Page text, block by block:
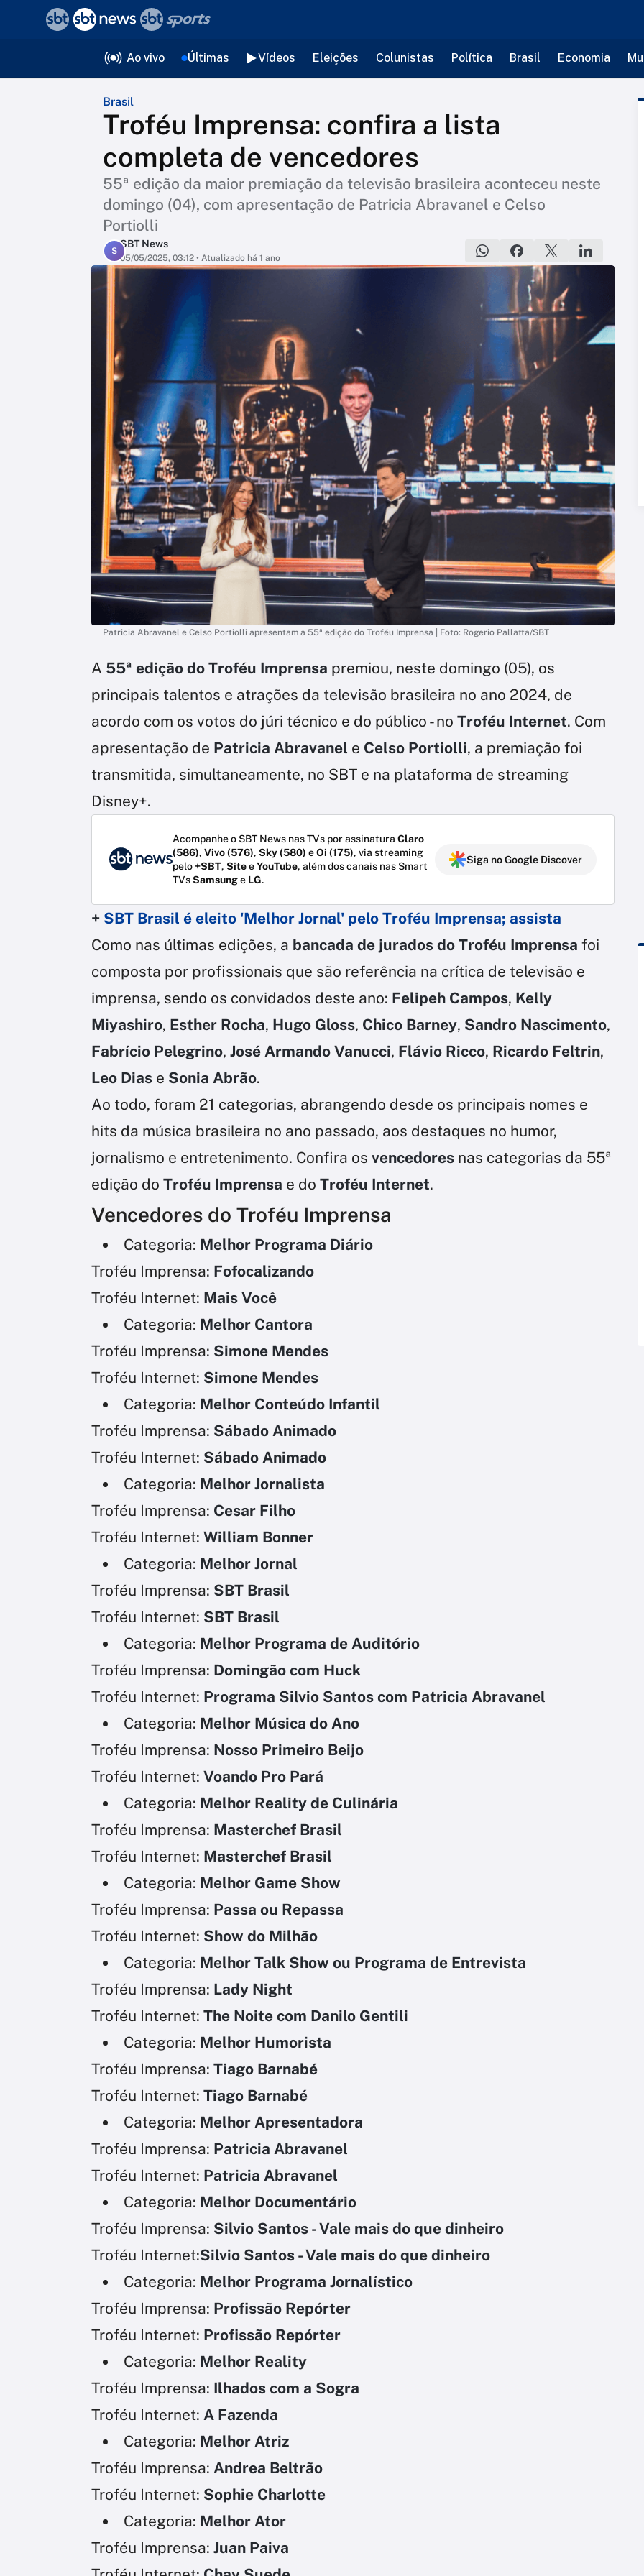
Ao vivo Últimas Vídeos Eleições Colunistas Política Brasil Economia
Brasil
Troféu Imprensa: confira a lista
completa de vencedores
55ª edição da maior premiação da televisão brasileira aconteceu neste
domingo (04), com apresentação de Patricia Abravanel e Celso
Portiolli
S
SBT News
05/05/2025, 03:12 • Atualizado há 1 ano
Patricia Abravanel e Celso Portiolli apresentam a 55ª edição do Troféu Imprensa | Foto: Rogerio Pallatta/SBT
A 55ª edição do Troféu Imprensa premiou, neste domingo (05), os
principais talentos e atrações da televisão brasileira no ano 2024, de
acordo com os votos do júri técnico e do público - no Troféu Internet. Com
apresentação de Patricia Abravanel e Celso Portiolli, a premiação foi
transmitida, simultaneamente, no SBT e na plataforma de streaming
Disney+.
Acompanhe o SBT News nas TVs por assinatura Claro
(586), Vivo (576), Sky (580) eOi (175), via streaming
pelo+SBT, SiteeYouTube, além dos canais nas Smart
TVsSamsunge LG.
Siga no Google Discover
+ SBT Brasil é eleito 'Melhor Jornal' pelo Troféu Imprensa; assista
Como nas últimas edições, a bancada de jurados do Troféu Imprensa foi
composta por profissionais que são referência na crítica de televisão e
imprensa, sendo os convidados deste ano: Felipeh Campos, Kelly
Miyashiro, Esther Rocha, Hugo Gloss, Chico Barney, Sandro Nascimento,
Fabrício Pelegrino, José Armando Vanucci, Flávio Ricco, Ricardo Feltrin,
Leo Dias e Sonia Abrão.
Ao todo, foram 21 categorias, abrangendo desde os principais nomes e
hits da música brasileira no ano passado, aos destaques no humor,
jornalismo e entretenimento. Confira os vencedores nas categorias da 55ª
edição do Troféu Imprensa e do Troféu Internet.
Vencedores do Troféu Imprensa
Categoria: Melhor Programa Diário
Troféu Imprensa: Fofocalizando
Troféu Internet: Mais Você
Categoria: Melhor Cantora
Troféu Imprensa: Simone Mendes
Troféu Internet: Simone Mendes
Categoria: Melhor Conteúdo Infantil
Troféu Imprensa: Sábado Animado
Troféu Internet: Sábado Animado
Categoria: Melhor Jornalista
Troféu Imprensa: Cesar Filho
Troféu Internet: William Bonner
Categoria: Melhor Jornal
Troféu Imprensa: SBT Brasil
Troféu Internet: SBT Brasil
Categoria: Melhor Programa de Auditório
Troféu Imprensa: Domingão com Huck
Troféu Internet: Programa Silvio Santos com Patricia Abravanel
Categoria: Melhor Música do Ano
Troféu Imprensa: Nosso Primeiro Beijo
Troféu Internet: Voando Pro Pará
Categoria: Melhor Reality de Culinária
Troféu Imprensa: Masterchef Brasil
Troféu Internet: Masterchef Brasil
Categoria: Melhor Game Show
Troféu Imprensa: Passa ou Repassa
Troféu Internet: Show do Milhão
Categoria: Melhor Talk Show ou Programa de Entrevista
Troféu Imprensa: Lady Night
Troféu Internet: The Noite com Danilo Gentili
Categoria: Melhor Humorista
Troféu Imprensa: Tiago Barnabé
Troféu Internet: Tiago Barnabé
Categoria: Melhor Apresentadora
Troféu Imprensa: Patricia Abravanel
Troféu Internet: Patricia Abravanel
Categoria: Melhor Documentário
Troféu Imprensa: Silvio Santos - Vale mais do que dinheiro
Troféu Internet:Silvio Santos - Vale mais do que dinheiro
Categoria: Melhor Programa Jornalístico
Troféu Imprensa: Profissão Repórter
Troféu Internet: Profissão Repórter
Categoria: Melhor Reality
Troféu Imprensa: Ilhados com a Sogra
Troféu Internet: A Fazenda
Categoria: Melhor Atriz
Troféu Imprensa: Andrea Beltrão
Troféu Internet: Sophie Charlotte
Categoria: Melhor Ator
Troféu Imprensa: Juan Paiva
voltar
Editorias